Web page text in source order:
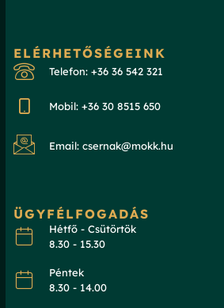
ELÉRHETŐSÉGEINK
Telefon: +36 36 542 321
Mobil: +36 30 8515 650
Email: csernak@mokk.hu
ÜGYFÉLFOGADÁS
Hétfő - Csütörtök
8.30 - 15.30
Péntek
8.30 - 14.00